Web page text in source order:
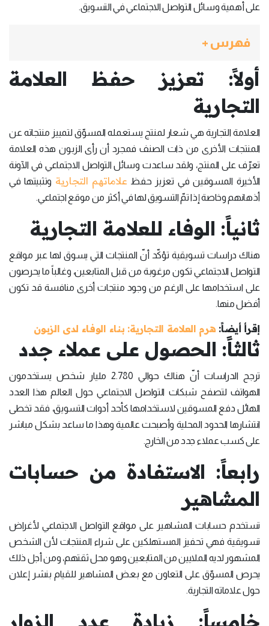
على أهمية وسائل التواصل الاجتماعي في التسويق.
فهرس +
أولاً: تعزيز حفظ العلامة
التجارية
العلامة التجارية هي شعار لمنتج يستعمله المسوّق لتمييز منتجاته عن
المنتجات الأخرى من ذات الصنف فمجرد أن رأى الزبون هذه العلامة
تعرّف على المنتج، ولقد ساعدت وسائل التواصل الاجتماعي في الآونة
الأخيرة المسوقين في تعزيز حفظ علاماتهم التجارية وتثبيتها في
أذهانهم وخاصة إذا تمّ التسويق لها في أكثر من موقع اجتماعي.
ثانياً: الوفاء للعلامة التجارية
هناك دراسات تسويقية تؤكّد أنّ المنتجات التي يسوق لها عبر مواقع
التواصل الاجتماعي تكون مرغوبة من قبل المتابعين، وغالباً ما يحرصون
على استخدامها على الرغم من وجود منتجات أخرى منافسة قد تكون
أفضل منها.
إقرأ أيضاً:هرم العلامة التجارية: بناء الوفاء لدى الزبون
ثالثاً: الحصول على عملاء جدد
ترجح الدراسات أنّ هناك حوالي 2.780 مليار شخص يستخدمون
الهواتف لتصفح شبكات التواصل الاجتماعي حول العالم هذا العدد
الهائل دفع المسوقين لاستخدامها كأحد أدوات التسويق، فقد تخطى
انتشارها الحدود المحلية وأصبحت عالمية وهذا ما ساعد بشكل مباشر
على كسب عملاء جدد من الخارج.
رابعاً: الاستفادة من حسابات
المشاهير
تستخدم حسابات المشاهير على مواقع التواصل الاجتماعي لأغراض
تسويقية فهي تحفيز المستهلكين على شراء المنتجات لأن الشخص
المشهور لديه الملايين من المتابعين وهو محل ثقتهم، ومن أجل ذلك
يحرص المسوّق على التعاون مع بعض المشاهير للقيام بنشر إعلان
حول علاماته التجارية.